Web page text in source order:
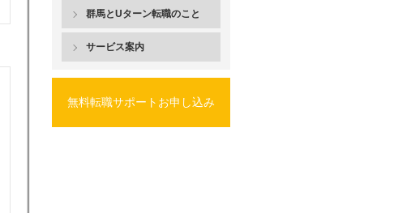
群馬とUターン転職のこと
サービス案内
無料転職サポートお申し込み